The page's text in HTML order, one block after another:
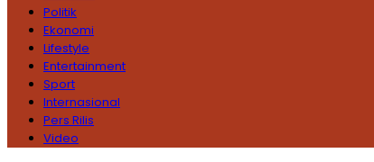
Politik
Ekonomi
Lifestyle
Entertainment
Sport
Internasional
Pers Rilis
Video